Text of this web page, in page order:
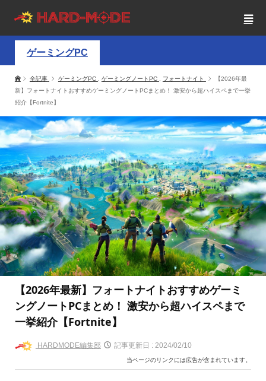
ゲーミングPC
全記事 ゲーミングPC ゲーミングノートPC フォートナイト
【2026年最
新】フォートナイトおすすめゲーミングノートPCまとめ！ 激安から超ハイスペまで一挙
紹介【Fortnite】
【2026年最新】フォートナイトおすすめゲーミ
ングノートPCまとめ！ 激安から超ハイスペまで
一挙紹介【Fortnite】
HARDMODE編集部 記事更新日 : 2024/02/10
当ページのリンクには広告が含まれています。